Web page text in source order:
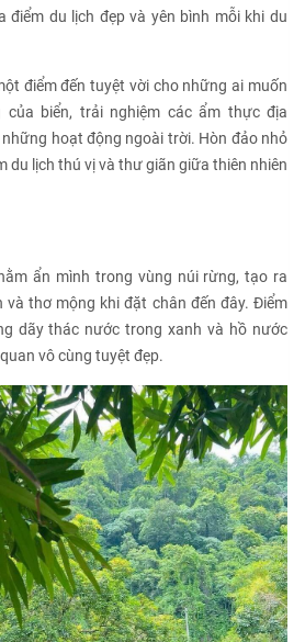
điểm du lịch đẹp và yên bình mỗi khi du
điểm đến tuyệt vời cho những ai muốn
biển, trải nghiệm các ẩm thực địa
hoạt động ngoài trời. Hòn đảo nhỏ
du lịch thú vị và thư giãn giữa thiên nhiên
ẩn mình trong vùng núi rừng, tạo ra
và thơ mộng khi đặt chân đến đây. Điểm
dãy thác nước trong xanh và hồ nước
vô cùng tuyệt đẹp.